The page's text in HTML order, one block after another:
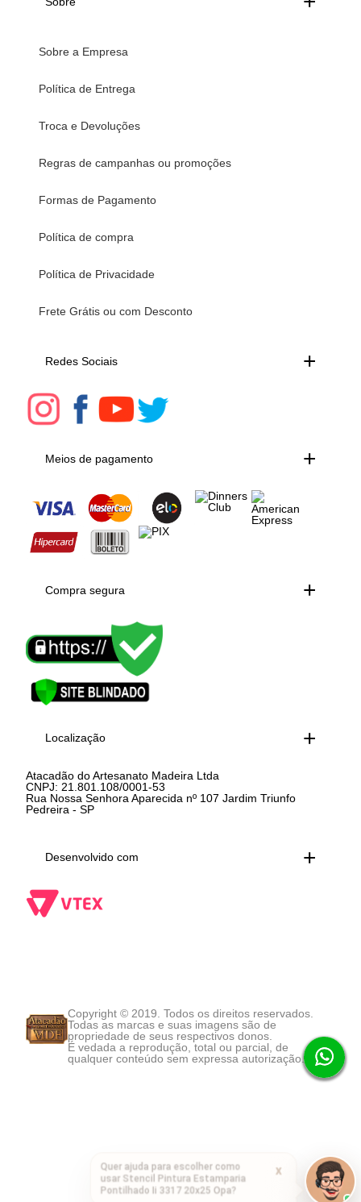
Sobre a Empresa
Política de Entrega
Troca e Devoluções
Regras de campanhas ou promoções
Formas de Pagamento
Política de compra
Política de Privacidade
Frete Grátis ou com Desconto
Redes Sociais
Meios de pagamento
Compra segura
Localização
Atacadão do Artesanato Madeira Ltda
CNPJ: 21.801.108/0001-53
Rua Nossa Senhora Aparecida nº 107 Jardim Triunfo
Pedreira - SP
Desenvolvido com
Copyright © 2019. Todos os direitos reservados.
Todas as marcas e suas imagens são de
propriedade de seus respectivos donos.
É vedada a reprodução, total ou parcial, de
qualquer conteúdo sem expressa autorização.